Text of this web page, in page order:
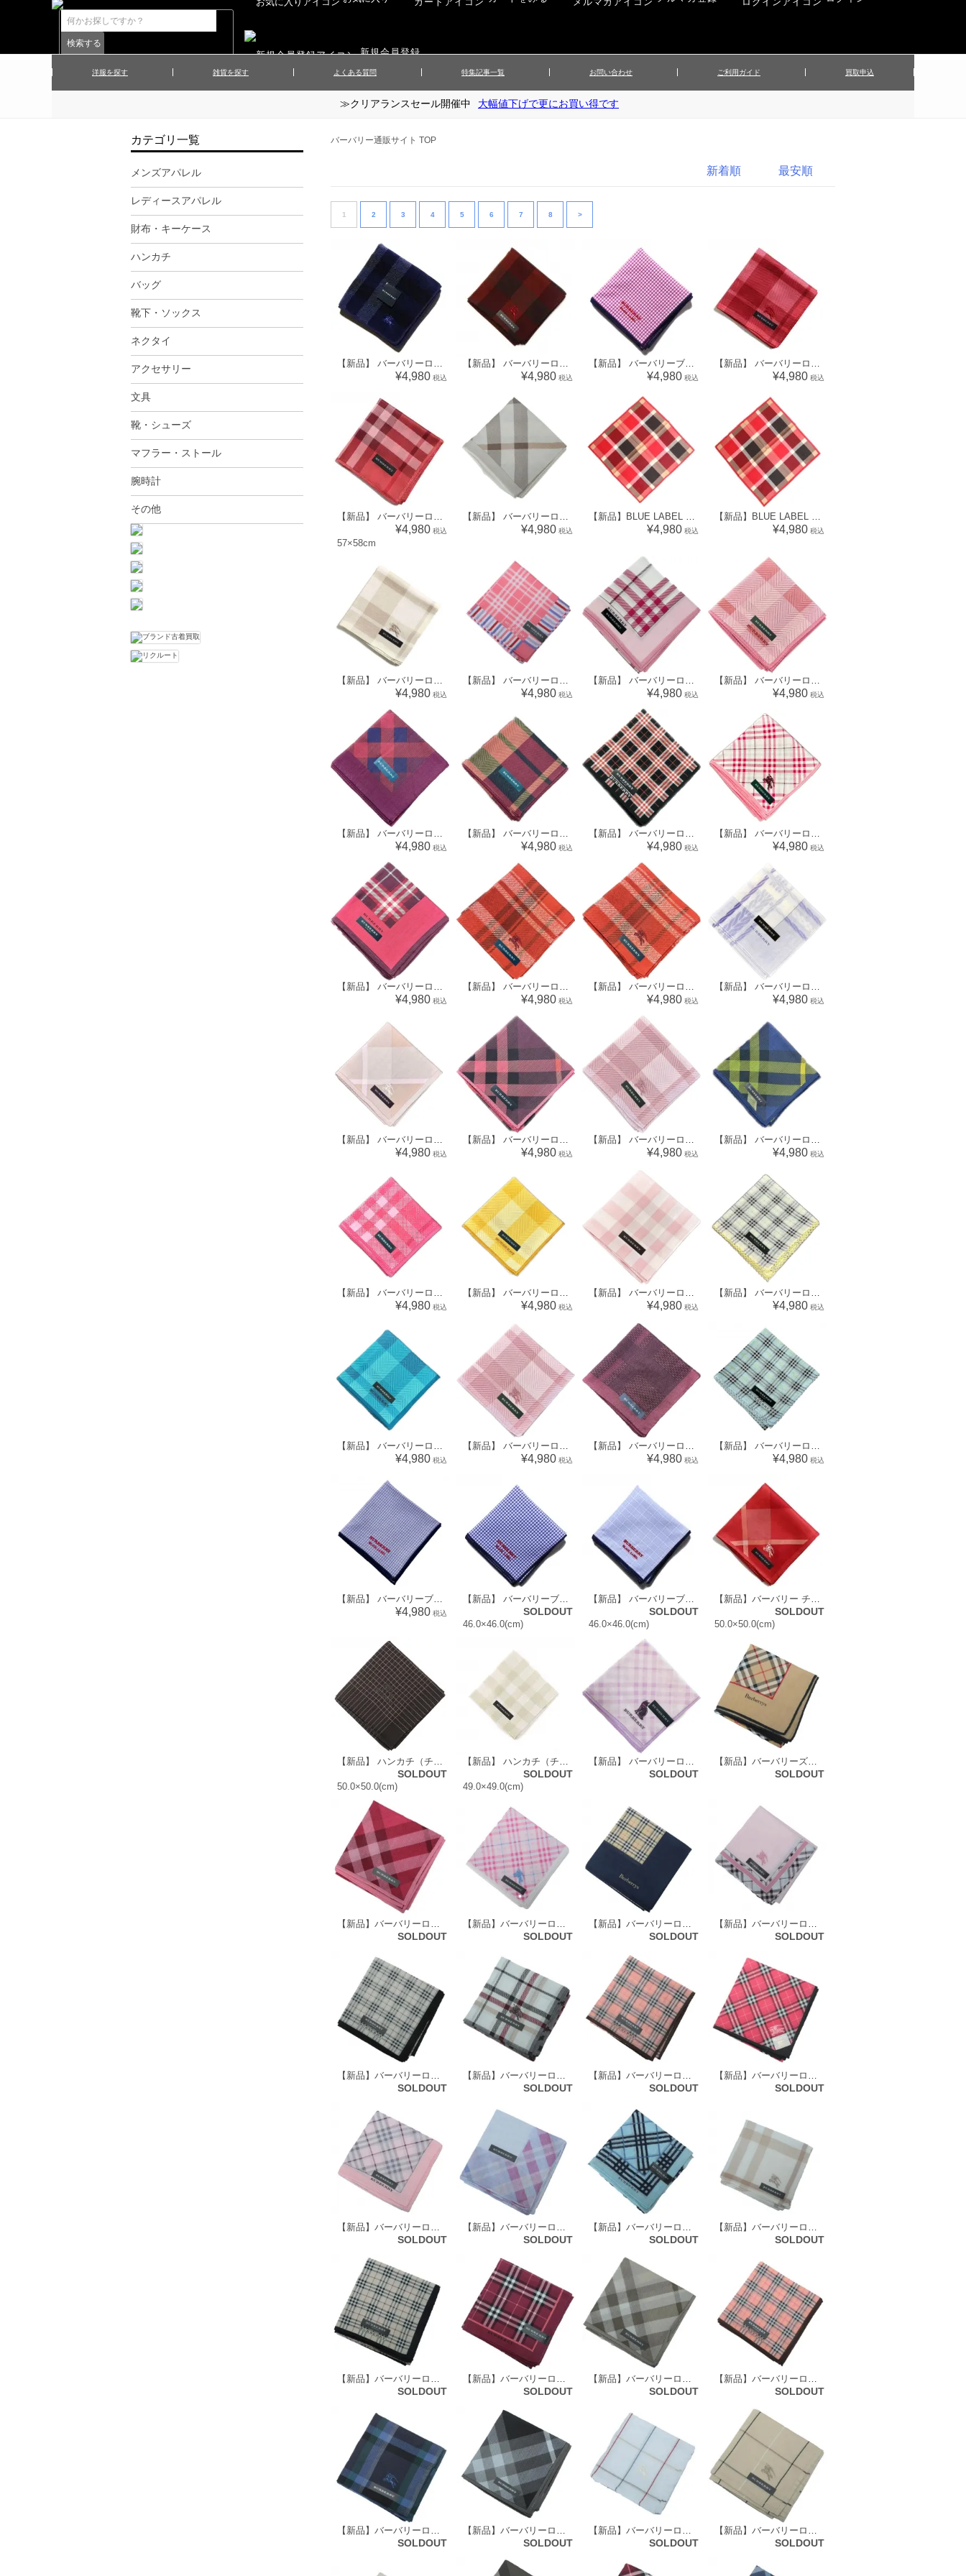
新規会員登録
洋服を探す
▲メンズニット
▲レディースワンピース ▲レディーススカート
雑貨を探す
▲財布・キーケース
▲アクセサリー ▲靴下・ソックス
▲マフラー／ストール ▲ぬいぐるみ
よくある質問 特集記事一覧 お問い合わせ ご利用ガイド 買取申込
≫クリアランスセール開催中 大幅値下げで更にお買い得です
バーバリー通販サイト TOP
最安順
新着順
1 2 3 4 5 6 7 8 >
【新品】 バーバリーロンドン BURBERRY LONDON タオルハンカチ（ブロックチェック柄） 34156
¥4,980 税込
【新品】 バーバリーロンドン BURBERRY LONDON ハンカチ（ブロックチェック柄）34106
¥4,980 税込
【新品】 バーバリーブラックレーベル BURBERRY BLACK LABEL ハンカチ（チェック柄） 34142
¥4,980 税込
【新品】 バーバリーロンドン BURBERRY LONDON ハンカチ（チェック柄）34603
¥4,980 税込
【新品】 バーバリーロンドン BURBERRY LONDON ハンカチ（チェック柄） d-000700
¥4,980 税込
57×58cm
【新品】 バーバリーロンドン BURBERRY LONDON ハンカチ（チェック柄） 64827
¥4,980 税込
【新品】BLUE LABEL CRESTBRIDGE ブルーレーベル クレストブリッジ ハンカチ （ロゴ刺繍×チェック柄） 76433
¥4,980 税込
【新品】BLUE LABEL CRESTBRIDGE ブルーレーベル クレストブリッジ ハンカチ （ロゴ刺繍×チェック柄） 76434
¥4,980 税込
【新品】 バーバリーロンドン BURBERRY LONDON ハンカチ（チェック柄） 34613
¥4,980 税込
【新品】 バーバリーロンドン BURBERRY LONDON ハンカチ（チェック柄） 64814
¥4,980 税込
【新品】 バーバリーロンドン BURBERRY LONDON ハンカチ（チェック柄） 64636
¥4,980 税込
【新品】 バーバリーロンドン BURBERRY LONDON ハンカチ（ブロックチェック柄）64580
¥4,980 税込
【新品】 バーバリーロンドン BURBERRY LONDON ハンカチ（チェック柄）64808
¥4,980 税込
【新品】 バーバリーロンドン BURBERRY LONDON ハンカチ（チェック柄）64706
¥4,980 税込
【新品】 バーバリーロンドン BURBERRY LONDON ハンカチ（チェック柄）69005
¥4,980 税込
【新品】 バーバリーロンドン BURBERRY LONDON ハンカチ（チェック柄）68953
¥4,980 税込
【新品】 バーバリーロンドン BURBERRY LONDON ハンカチ（チェック柄）64705
¥4,980 税込
【新品】 バーバリーロンドン BURBERRY LONDON ハンカチ（チェック柄）64588
¥4,980 税込
【新品】 バーバリーロンドン BURBERRY LONDON ハンカチ（チェック柄）68890
¥4,980 税込
【新品】 バーバリーロンドン BURBERRY LONDON ハンカチ（チェック柄） 68920
¥4,980 税込
【新品】 バーバリーロンドン BURBERRY LONDON ハンカチ（チェック柄）70209
¥4,980 税込
【新品】 バーバリーロンドン BURBERRY LONDON ハンカチ（チェック柄）69305
¥4,980 税込
【新品】 バーバリーロンドン BURBERRY LONDON ハンカチ（チェック柄）34608
¥4,980 税込
【新品】 バーバリーロンドン BURBERRY LONDON ハンカチ（チェック柄）64628
¥4,980 税込
【新品】 バーバリーロンドン BURBERRY LONDON 大判 ハンカチ（チェック柄）61646
¥4,980 税込
【新品】 バーバリーロンドン BURBERRY LONDON ハンカチ（ブロックチェック柄）71951
¥4,980 税込
【新品】 バーバリーロンドン BURBERRY LONDON ハンカチ（チェック柄）71990
¥4,980 税込
【新品】 バーバリーロンドン BURBERRY LONDON ハンカチ ガーゼ（チェック柄） 60273
¥4,980 税込
【新品】 バーバリーロンドン BURBERRY LONDON ハンカチ（ブロックチェック柄）42652
¥4,980 税込
【新品】 バーバリーロンドン BURBERRY LONDON ハンカチ（ブロックチェック柄）70210
¥4,980 税込
【新品】 バーバリーロンドン BURBERRY LONDON ハンカチ（チェック柄）64656
¥4,980 税込
【新品】 バーバリーロンドン BURBERRY LONDON ハンカチ（チェック柄）73343
¥4,980 税込
【新品】 バーバリーブラックレーベル BURBERRY BLACK LABEL ハンカチ（チェック柄）73296
¥4,980 税込
【新品】 バーバリーブラックレーベル ロゴ入りピンチェックハンカチ 34141 ブルー メンズ 大人カジュアルな小物
SOLDOUT
46.0×46.0(cm)
【新品】 バーバリーブラックレーベル ロゴ入りピンチェックハンカチ 34143 水色 メンズ 優しい印象に
SOLDOUT
46.0×46.0(cm)
【新品】バーバリー チェックハンカチ 34609bur レッド メンズ レディース
SOLDOUT
50.0×50.0(cm)
【新品】 ハンカチ（チェック） バーバリー 51297 BURBERRY ブルー レディース
SOLDOUT
50.0×50.0(cm)
【新品】 ハンカチ（チェック） バーバリーロンドン 52248 BURBERRY LONDON グリーン メンズ
SOLDOUT
49.0×49.0(cm)
【新品】 バーバリーロンドン BURBERRY LONDON ハンカチ（チェック×猫柄） 42691
SOLDOUT
【新品】バーバリーズ 43689
SOLDOUT
【新品】バーバリーロンドン 51676
SOLDOUT
【新品】バーバリーロンドン 60063
SOLDOUT
【新品】バーバリーロンドン 60140
SOLDOUT
【新品】バーバリーロンドン 59316
SOLDOUT
【新品】バーバリーロンドン 59371
SOLDOUT
【新品】バーバリーロンドン 59376
SOLDOUT
【新品】バーバリーロンドン 59404
SOLDOUT
【新品】バーバリーロンドン 59405
SOLDOUT
【新品】バーバリーロンドン 59412
SOLDOUT
【新品】バーバリーロンドン 59413
SOLDOUT
【新品】バーバリーロンドン 59422
SOLDOUT
【新品】バーバリーロンドン 59425
SOLDOUT
【新品】バーバリーロンドン 59429
SOLDOUT
【新品】バーバリーロンドン 59430
SOLDOUT
【新品】バーバリーロンドン 64521
SOLDOUT
【新品】バーバリーロンドン ハンカチ 51288
SOLDOUT
【新品】バーバリーロンドン ハンカチ 51298
SOLDOUT
【新品】バーバリーロンドン ハンカチ 51335
SOLDOUT
【新品】バーバリーロンドン ハンカチ 51336
SOLDOUT
【新品】バーバリーロンドン ハンカチ 51343
SOLDOUT
カテゴリ一覧
メンズアパレル
レディースアパレル
財布・キーケース
ハンカチ
バッグ
靴下・ソックス
ネクタイ
アクセサリー
文具
靴・シューズ
マフラー・ストール
腕時計
その他